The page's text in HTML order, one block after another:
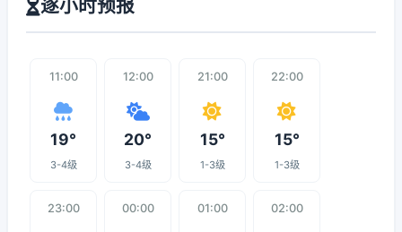
逐小时预报
11:00
19°
3-4级
12:00
20°
3-4级
21:00
15°
1-3级
22:00
15°
1-3级
23:00 00:00 01:00 02:00